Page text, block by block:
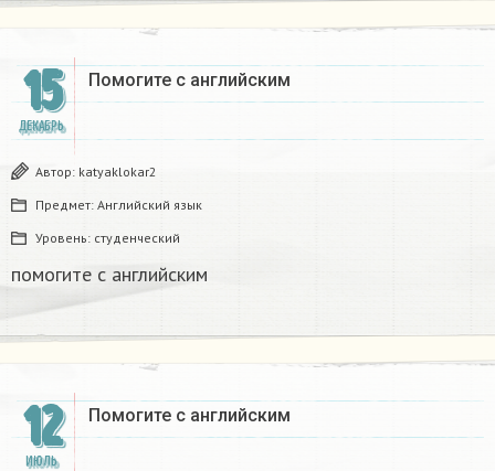
15
ДЕКАБРЬ
Помогите с английским
Автор: katyaklokar2
Предмет: Английский язык
Уровень: студенческий
помогите с английским
12
ИЮЛЬ
Помогите с английским